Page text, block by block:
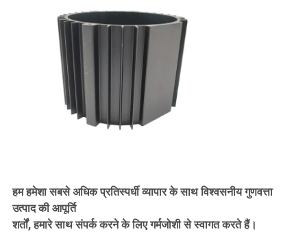
हम हमेशा सबसे अधिक प्रतिस्पर्धी व्यापार के साथ विश्वसनीय गुणवत्ता
उत्पाद की आपूर्ति
शर्तों, हमारे साथ संपर्क करने के लिए गर्मजोशी से स्वागत करते हैं।